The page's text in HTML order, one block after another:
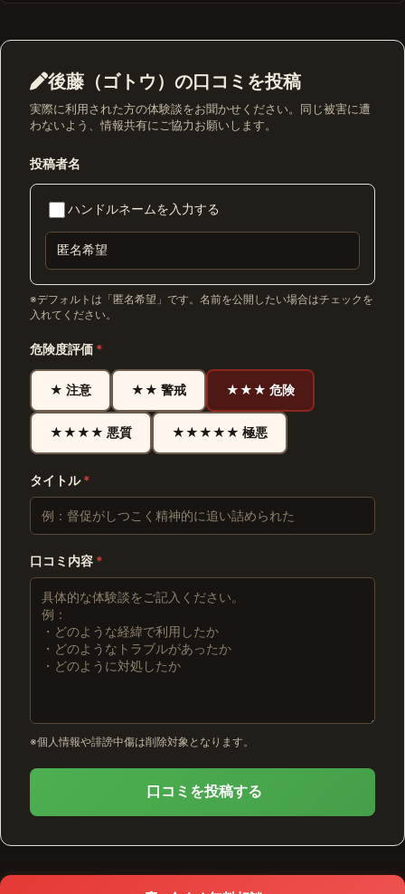
後藤（ゴトウ）の口コミを投稿
実際に利用された方の体験談をお聞かせください。同じ被害に遭
わないよう、情報共有にご協力お願いします。
投稿者名
ハンドルネームを入力する
※デフォルトは「匿名希望」です。名前を公開したい場合はチェックを
入れてください。
危険度評価 *
★ 注意 ★★ 警戒 ★★★ 危険
★★★★ 悪質 ★★★★★ 極悪
タイトル*
口コミ内容 *
※個人情報や誹謗中傷は削除対象となります。
口コミを投稿する